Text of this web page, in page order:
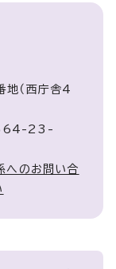
（西庁舎4
23-
へのお問い合